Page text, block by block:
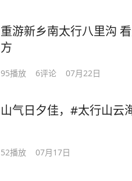
重游新乡南太行八里沟
方
95播放 6评论 07月22日
山气日夕佳，#太行山云
52播放 07月17日